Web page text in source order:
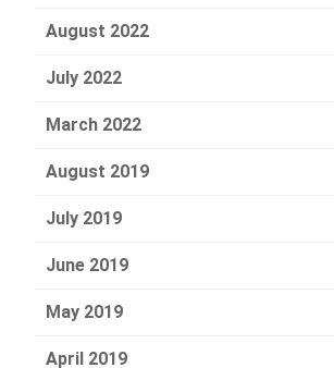
August 2022
July 2022
March 2022
August 2019
July 2019
June 2019
May 2019
April 2019